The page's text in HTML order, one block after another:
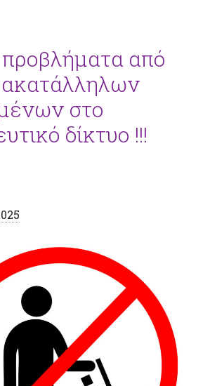
από
ακατάλληλων
στο
δίκτυο !!!